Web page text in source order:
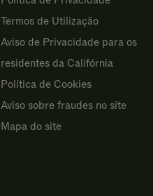
Termos de Utilização
Aviso de Privacidade para os
residentes da Califórnia
Política de Cookies
Aviso sobre fraudes no site
Mapa do site